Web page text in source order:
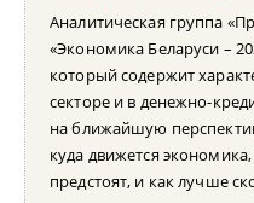
Аналитическая группа
«Экономика Беларуси –
который содержит
секторе и в денежно-
на ближайшую
куда движется
предстоят, и как лучше